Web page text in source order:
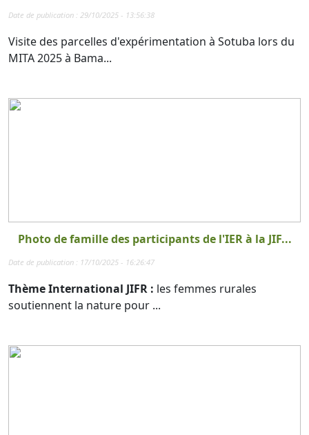
Date de publication : 29/10/2025 - 13:56:38
Visite des parcelles d'expérimentation à Sotuba lors du
MITA 2025 à Bama...
Photo de famille des participants de l'IER à la JIF...
Date de publication : 17/10/2025 - 16:26:47
Thème International JIFR : les femmes rurales
soutiennent la nature pour ...